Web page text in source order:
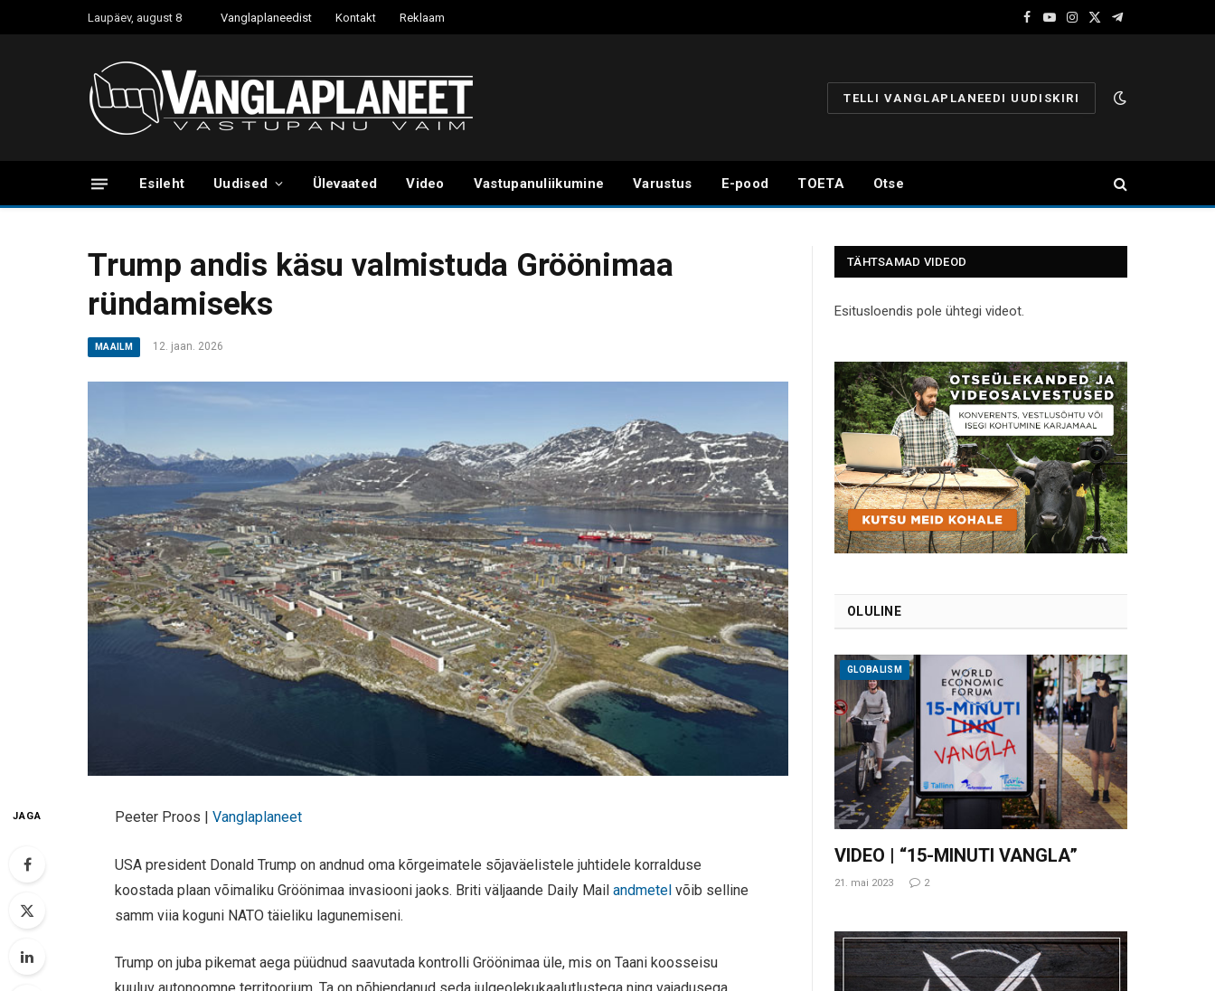
Laupäev, august 8 Vanglaplaneedist Kontakt Reklaam
Facebook
YouTube
Instagram
X
Telegram
TELLI VANGLAPLANEEDI UUDISKIRI
Esileht Uudised Ülevaated Video Vastupanuliikumine Varustus E-pood TOETA Otse
Trump andis käsu valmistuda Gröönimaa
ründamiseks
MAAILM 12. jaan. 2026
JAGA Peeter Proos |Vanglaplaneet
USA president Donald Trump on andnud oma kõrgeimatele sõjaväelistele juhtidele korralduse
koostada plaan võimaliku Gröönimaa invasiooni jaoks. Briti väljaande Daily Mailandmetelvõib selline
samm viia koguni NATO täieliku lagunemiseni.
Trump on juba pikemat aega püüdnud saavutada kontrolli Gröönimaa üle, mis on Taani koosseisu
TÄHTSAMAD VIDEOD
Esitusloendis pole ühtegi videot.
OLULINE
GLOBALISM
VIDEO | “15-MINUTI VANGLA”
21. mai 2023 2